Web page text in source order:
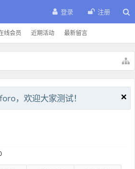
线会员 近期活动 最新留言
登录 注册
，欢迎大家测试！